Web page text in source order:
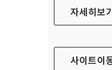
대구시설
자세히보
사이트이